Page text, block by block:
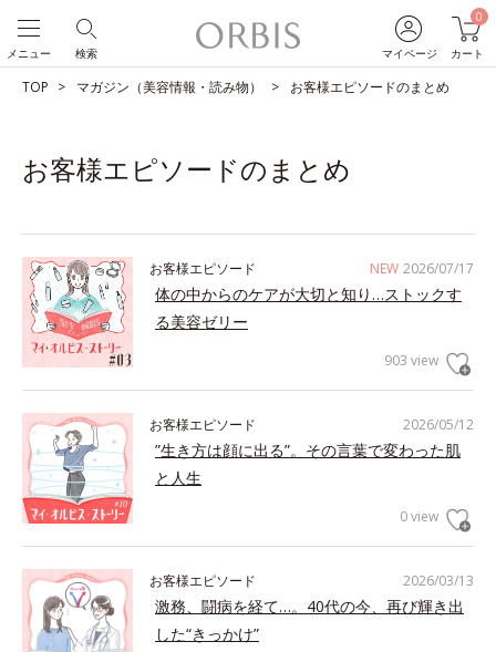
マイページ
0
カート
検索
メニュー
TOP マガジン（美容情報・読み物） お客様エピソードのまとめ
お客様エピソードのまとめ
NEW 2026/07/17
お客様エピソード
体の中からのケアが大切と知り…ストックす
る美容ゼリー
903 view
2026/05/12
お客様エピソード
”生き方は顔に出る”。その言葉で変わった肌
と人生
0 view
2026/03/13
お客様エピソード
激務、闘病を経て…。40代の今、再び輝き出
した“きっかけ”